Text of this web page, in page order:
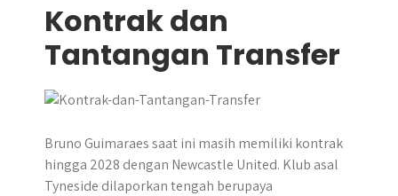
Kontrak dan
Tantangan Transfer
Bruno Guimaraes saat ini masih memiliki kontrak
hingga 2028 dengan Newcastle United. Klub asal
Tyneside dilaporkan tengah berupaya